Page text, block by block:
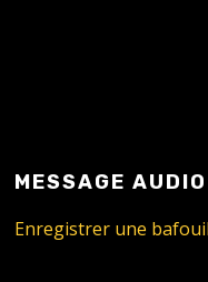
MESSAGE AUDIO
Enregistrer une